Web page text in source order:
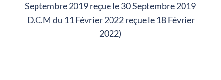
Septembre 2019 reçue le 30 Septembre 2019
D.C.M du 11 Février 2022 reçue le 18 Février
2022)